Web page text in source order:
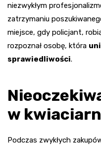
niezwykłym
zatrzymaniu
miejsce, gdy policjant,
rozpoznał osobę, która
sprawiedliwości.
w
Podczas zwykłych